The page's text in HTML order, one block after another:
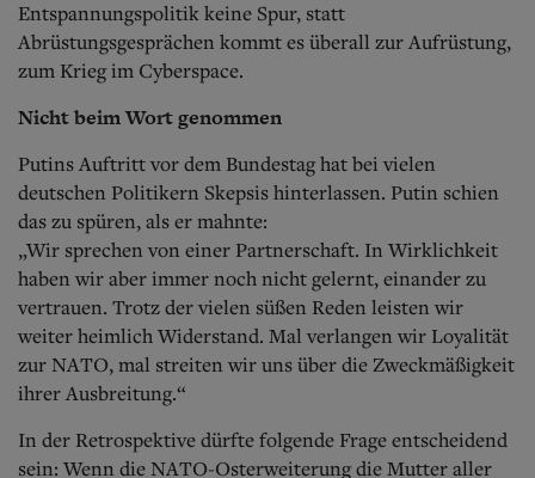
Entspannungspolitik keine Spur, statt
Abrüstungsgesprächen kommt es überall zur Aufrüstung,
zum Krieg im Cyberspace.
Nicht beim Wort genommen
Putins Auftritt vor dem Bundestag hat bei vielen
deutschen Politikern Skepsis hinterlassen. Putin schien
das zu spüren, als er mahnte:
„Wir sprechen von einer Partnerschaft. In Wirklichkeit
haben wir aber immer noch nicht gelernt, einander zu
vertrauen. Trotz der vielen süßen Reden leisten wir
weiter heimlich Widerstand. Mal verlangen wir Loyalität
zur NATO, mal streiten wir uns über die Zweckmäßigkeit
ihrer Ausbreitung.“
In der Retrospektive dürfte folgende Frage entscheidend
sein: Wenn die NATO-Osterweiterung die Mutter aller